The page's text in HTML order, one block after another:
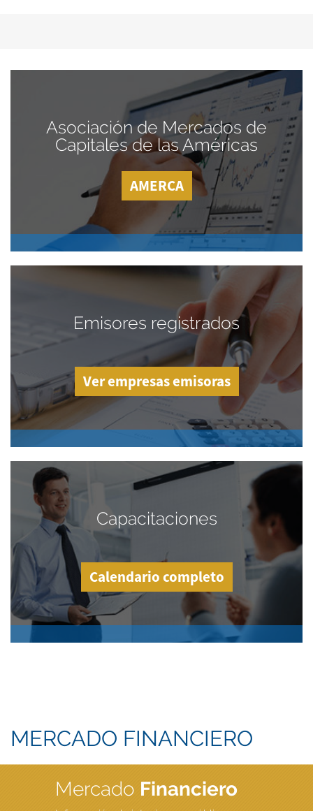
Asociación de Mercados de
Capitales de las Américas
AMERCA
Emisores registrados
Ver empresas emisoras
Capacitaciones
Calendario completo
MERCADO FINANCIERO
Mercado Financiero